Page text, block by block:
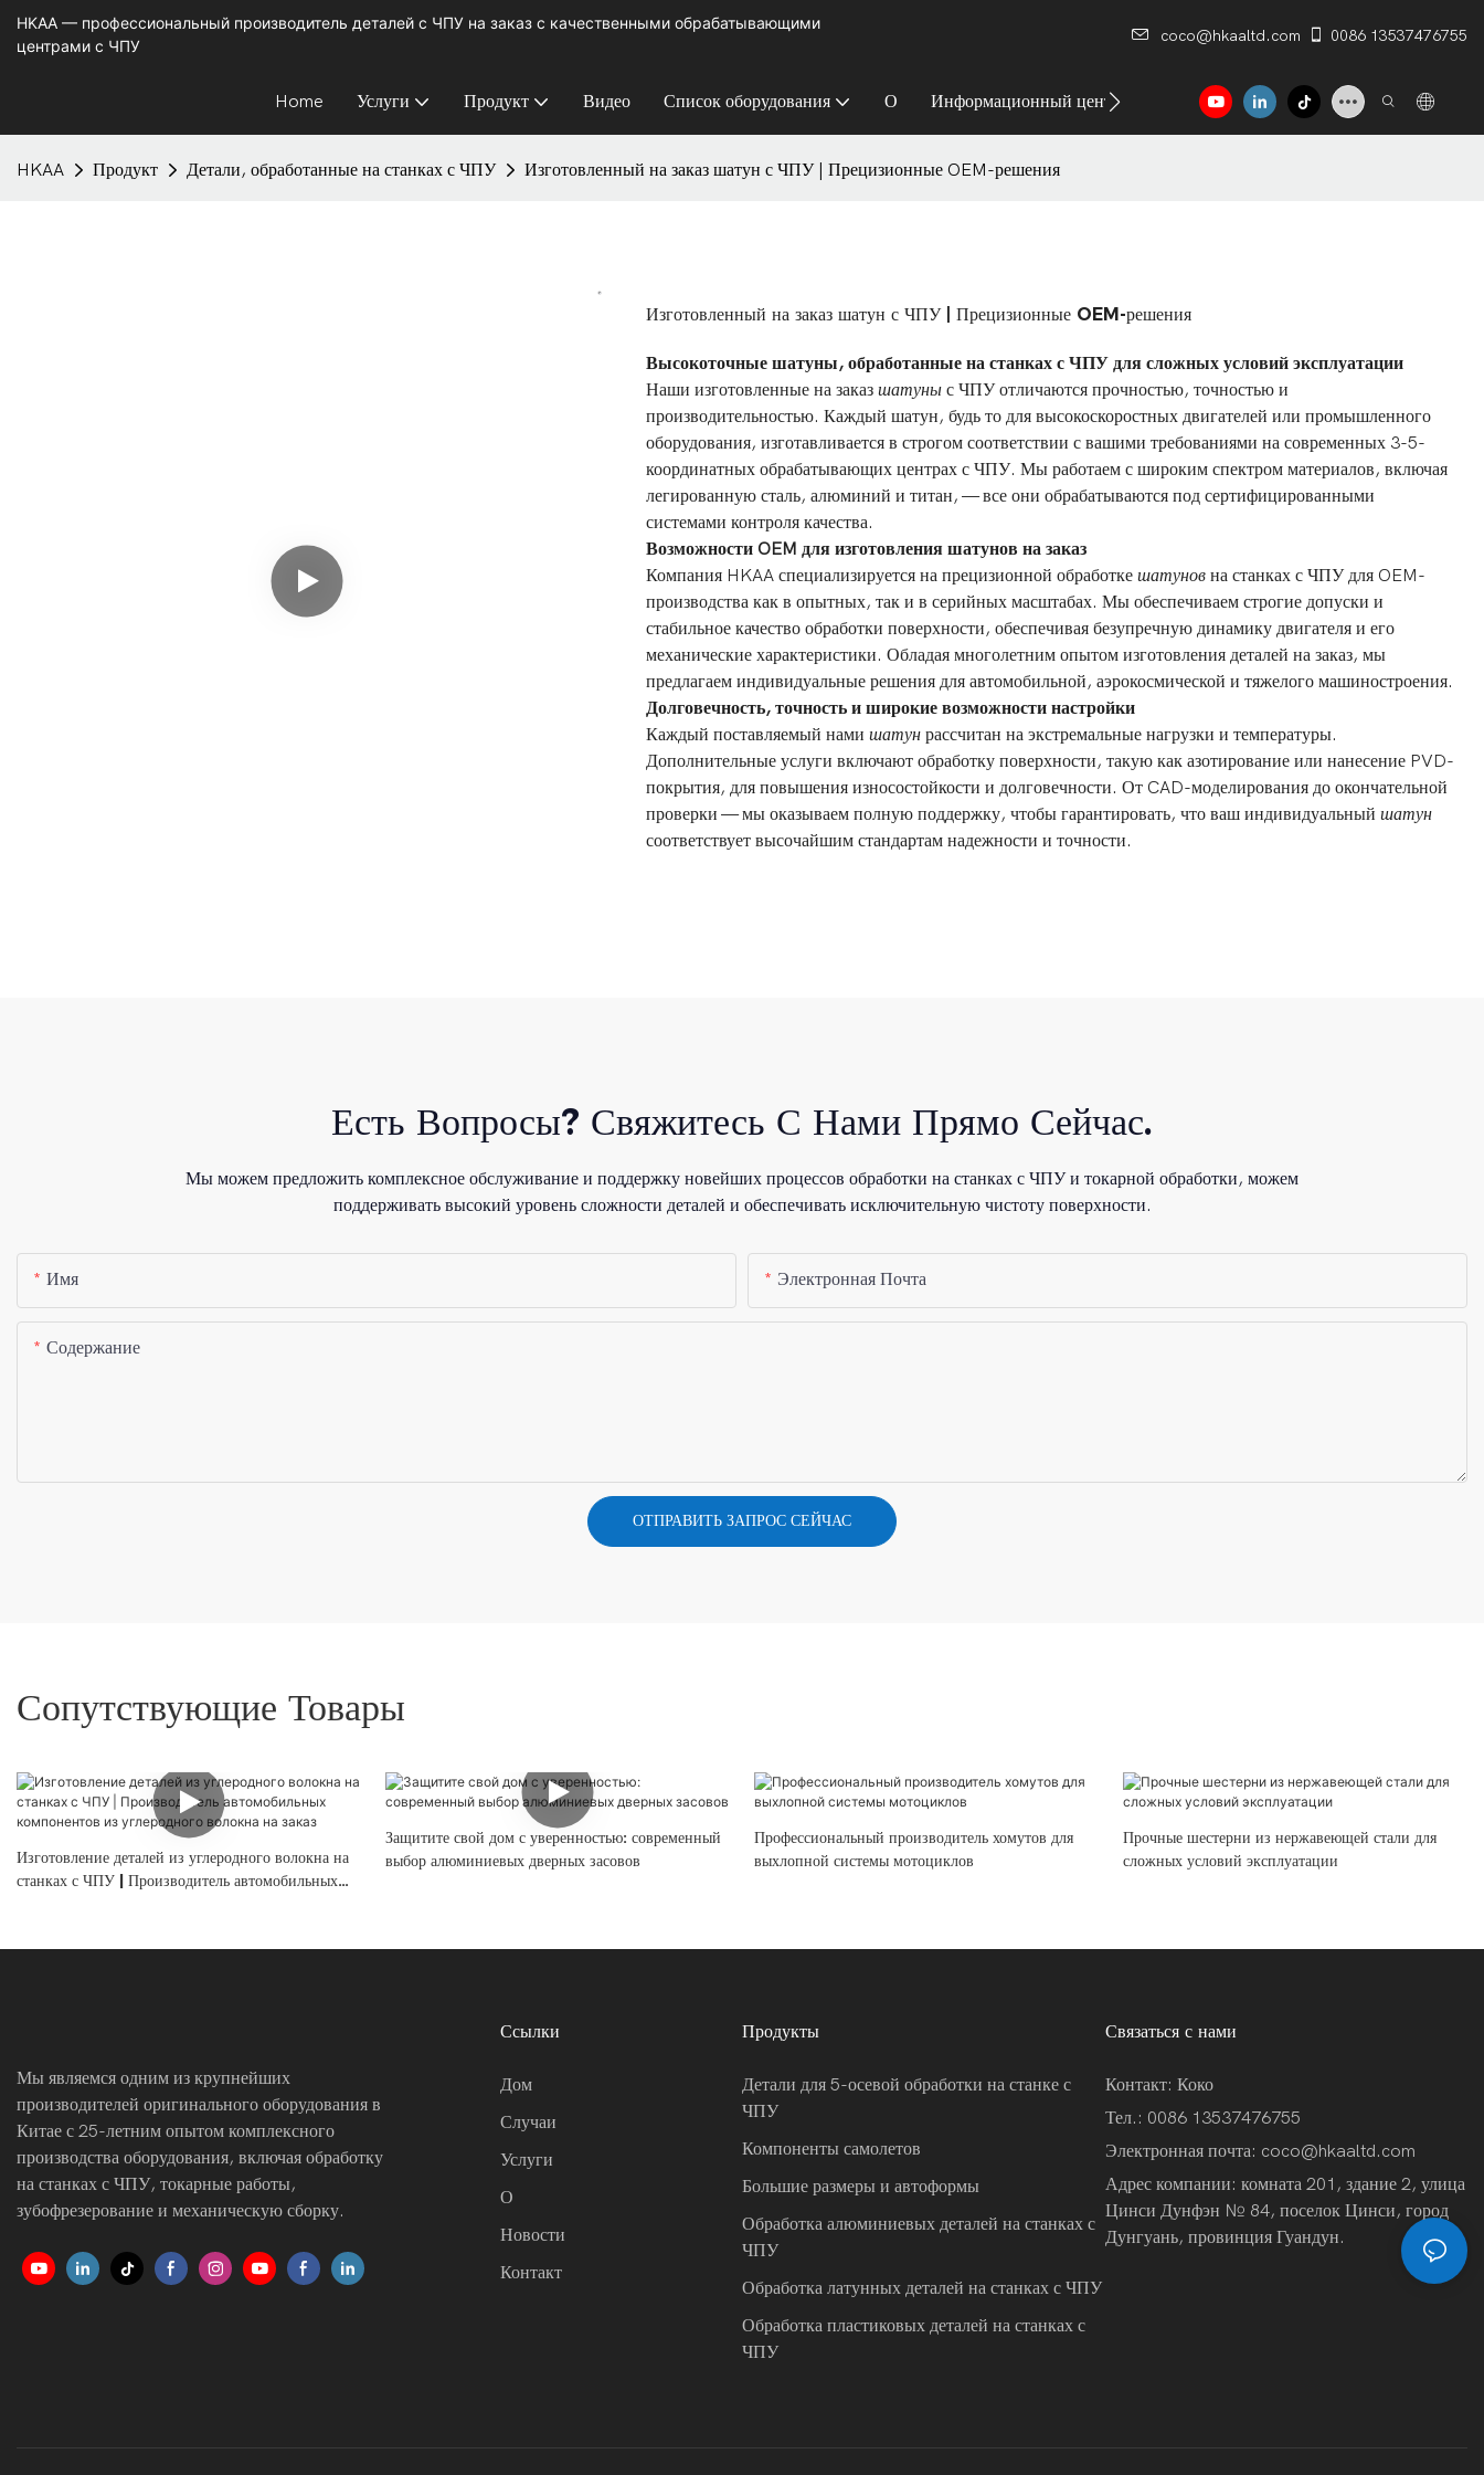
HKAA — профессиональный производитель деталей с ЧПУ на заказ с качественными обрабатывающими
центрами с ЧПУ
coco@hkaaltd.com 0086 13537476755
Home Услуги Продукт Видео Список оборудования О Информационный центр Контакт
HKAA Продукт Детали, обработанные на станках с ЧПУ Изготовленный на заказ шатун с ЧПУ | Прецизионные OEM-решения
Изготовленный на заказ шатун с ЧПУ | Прецизионные OEM-решения
Высокоточные шатуны, обработанные на станках с ЧПУ для сложных условий эксплуатации
Наши изготовленные на заказ шатуны с ЧПУ отличаются прочностью, точностью и
производительностью. Каждый шатун, будь то для высокоскоростных двигателей или промышленного
оборудования, изготавливается в строгом соответствии с вашими требованиями на современных 3-5-
координатных обрабатывающих центрах с ЧПУ. Мы работаем с широким спектром материалов, включая
легированную сталь, алюминий и титан, — все они обрабатываются под сертифицированными
системами контроля качества.
Возможности OEM для изготовления шатунов на заказ
Компания HKAA специализируется на прецизионной обработке шатунов на станках с ЧПУ для OEM-
производства как в опытных, так и в серийных масштабах. Мы обеспечиваем строгие допуски и
стабильное качество обработки поверхности, обеспечивая безупречную динамику двигателя и его
механические характеристики. Обладая многолетним опытом изготовления деталей на заказ, мы
предлагаем индивидуальные решения для автомобильной, аэрокосмической и тяжелого машиностроения.
Долговечность, точность и широкие возможности настройки
Каждый поставляемый нами шатун рассчитан на экстремальные нагрузки и температуры.
Дополнительные услуги включают обработку поверхности, такую ​​как азотирование или нанесение PVD-
покрытия, для повышения износостойкости и долговечности. От CAD-моделирования до окончательной
проверки — мы оказываем полную поддержку, чтобы гарантировать, что ваш индивидуальный шатун
соответствует высочайшим стандартам надежности и точности.
Есть Вопросы? Свяжитесь С Нами Прямо Сейчас.
Мы можем предложить комплексное обслуживание и поддержку новейших процессов обработки на станках с ЧПУ и токарной обработки, можем
поддерживать высокий уровень сложности деталей и обеспечивать исключительную чистоту поверхности.
Имя Электронная Почта
Содержание
ОТПРАВИТЬ ЗАПРОС СЕЙЧАС
Сопутствующие Товары
Изготовление деталей из углеродного волокна на
станках с ЧПУ | Производитель автомобильных
Защитите свой дом с уверенностью: современный
выбор алюминиевых дверных засовов
Профессиональный производитель хомутов для
выхлопной системы мотоциклов
Прочные шестерни из нержавеющей стали для
сложных условий эксплуатации
Мы являемся одним из крупнейших
производителей оригинального оборудования в
Китае с 25-летним опытом комплексного
производства оборудования, включая обработку
на станках с ЧПУ, токарные работы,
зубофрезерование и механическую сборку.
Ссылки
Дом
Случаи
Услуги
О
Новости
Контакт
Продукты
Детали для 5-осевой обработки на станке с
ЧПУ
Компоненты самолетов
Большие размеры и автоформы
Обработка алюминиевых деталей на станках с
ЧПУ
Обработка латунных деталей на станках с ЧПУ
Обработка пластиковых деталей на станках с
ЧПУ
Связаться с нами
Контакт: Коко
Тел.: 0086 13537476755
Электронная почта: coco@hkaaltd.com
Адрес компании: комната 201, здание 2, улица
Цинси Дунфэн № 84, поселок Цинси, город
Дунгуань, провинция Гуандун.